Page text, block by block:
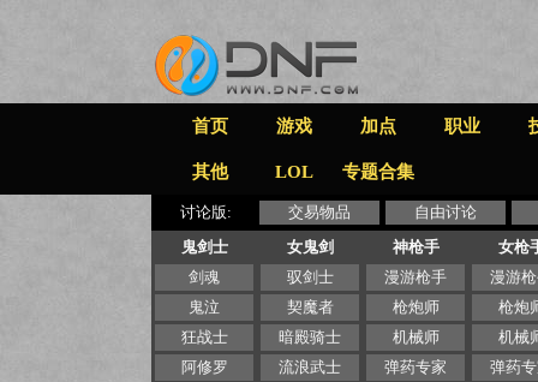
首页 游戏 加点 职业
其他 LOL 专题合集
讨论版: 交易物品
自由讨论
鬼剑士
剑魂
鬼泣
狂战士
阿修罗
女鬼剑
驭剑士
契魔者
暗殿骑士
流浪武士
神枪手
漫游枪手
枪炮师
机械师
弹药专家
女枪
漫游
枪炮
机械
弹药